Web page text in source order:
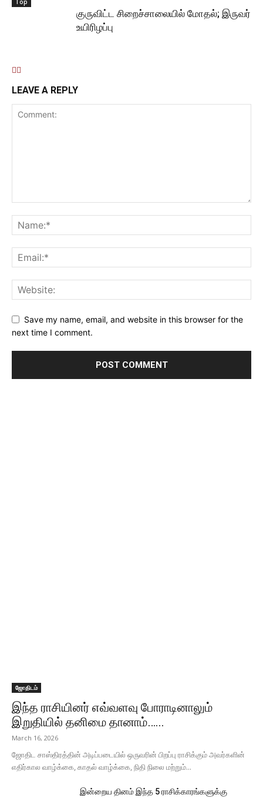
Top
குருவிட்ட சிறைச்சாலையில் மோதல்; இருவர்
உயிரிழப்பு
LEAVE A REPLY
Save my name, email, and website in this browser for the
next time I comment.
ஜோதிடம்
இந்த ராசியினர் எவ்வளவு போராடினாலும்
இறுதியில் தனிமை தானாம்…...
March 16, 2026
ஜோதிட சாஸ்திரத்தின் அடிப்படையில் ஒருவரின் பிறப்பு ராசிக்கும் அவர்களின்
எதிர்கால வாழ்க்கை, காதல் வாழ்க்கை, நிதி நிலை மற்றும்...
இன்றைய தினம் இந்த 5 ராசிக்காரங்களுக்கு